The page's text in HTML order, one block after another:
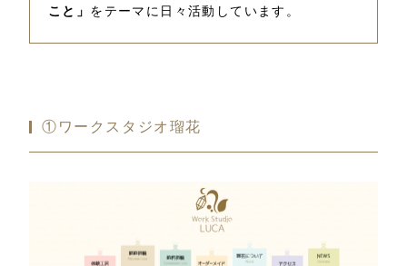
こと」 をテーマに日々活動しています。
①ワークスタジオ瑠花